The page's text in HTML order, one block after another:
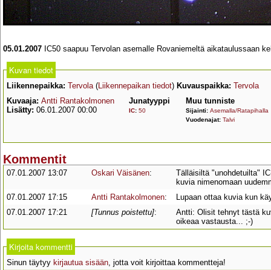
05.01.2007 IC50 saapuu Tervolan asemalle Rovaniemeltä aikataulussaan
Kuvan tiedot
Liikennepaikka: Tervola(Liikennepaikan tiedot) Kuvauspaikka: Tervola
Kuvaaja: Antti Rantakolmonen
Lisätty: 06.01.2007 00:00
Junatyyppi
IC: 50
Muu tunniste
Sijainti: Asemalla/Ratapihalla
Vuodenajat: Talvi
Kommentit
07.01.2007 13:07 Oskari Väisänen:
Tälläisiltä "unohdetuilta"
kuvia nimenomaan
07.01.2007 17:15
Antti Rantakolmonen:
Lupaan ottaa kuvia kun
07.01.2007 17:21
[Tunnus poistettu]:
Antti: Olisit tehnyt tästä
oikeaa vastausta... ;-)
Kirjoita kommentti
Sinun täytyy kirjautua sisään, jotta voit kirjoittaa kommentteja!